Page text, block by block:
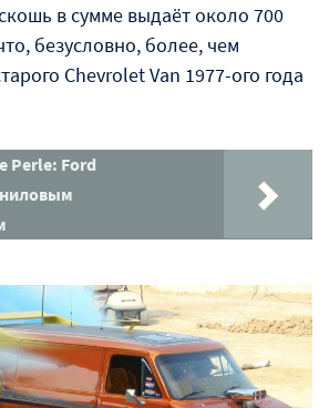
в сумме выдаёт около 700
безусловно, более, чем
Chevrolet Van 1977-ого года
Perle: Ford